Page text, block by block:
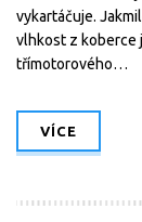
vykartáčuje.
vlhkost z koberce
třímotorového…
VÍCE